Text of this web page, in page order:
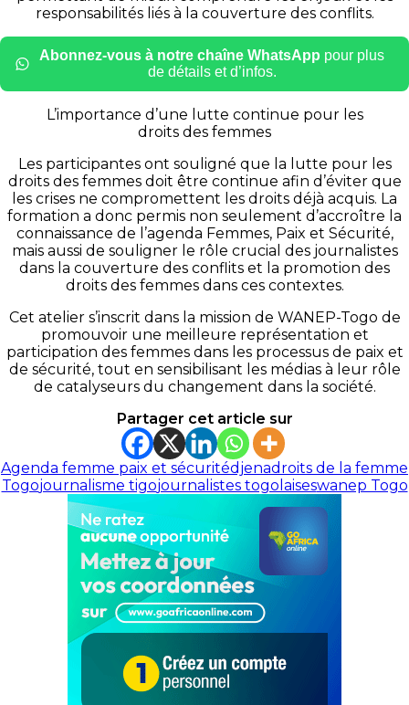
responsabilités liés à la couverture des conflits.
Abonnez-vous à notre chaîne WhatsApp pour plus
de détails et d’infos.
L’importance d’une lutte continue pour les
droits des femmes
Les participantes ont souligné que la lutte pour les
droits des femmes doit être continue afin d’éviter que
les crises ne compromettent les droits déjà acquis. La
formation a donc permis non seulement d’accroître la
connaissance de l’agenda Femmes, Paix et Sécurité,
mais aussi de souligner le rôle crucial des journalistes
dans la couverture des conflits et la promotion des
droits des femmes dans ces contextes.
Cet atelier s’inscrit dans la mission de WANEP-Togo de
promouvoir une meilleure représentation et
participation des femmes dans les processus de paix et
de sécurité, tout en sensibilisant les médias à leur rôle
de catalyseurs du changement dans la société.
Partager cet article sur
Agenda femme paix et sécuritédjenadroits de la femme
Togojournalisme tigojournalistes togolaiseswanep Togo